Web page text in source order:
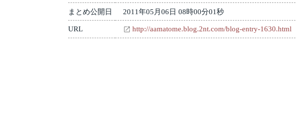
まとめ公開日 2011年05月06日 08時00分01秒
URL http://aamatome.blog.2nt.com/blog-entry-1630.html